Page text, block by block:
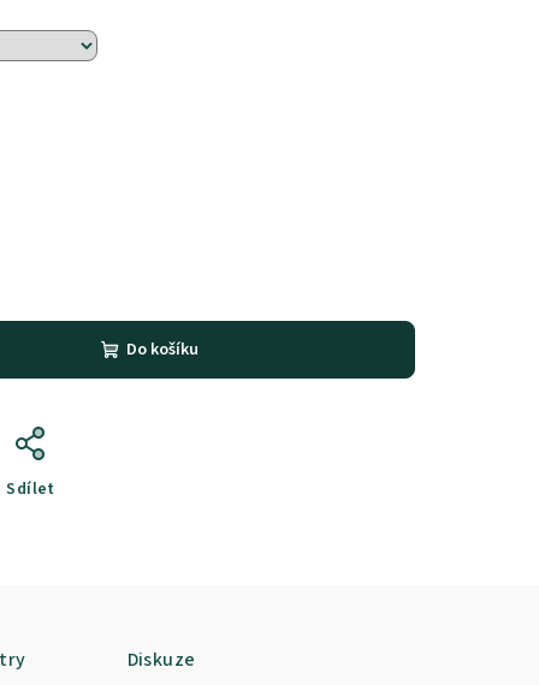
Do košíku
Sdílet
Diskuze